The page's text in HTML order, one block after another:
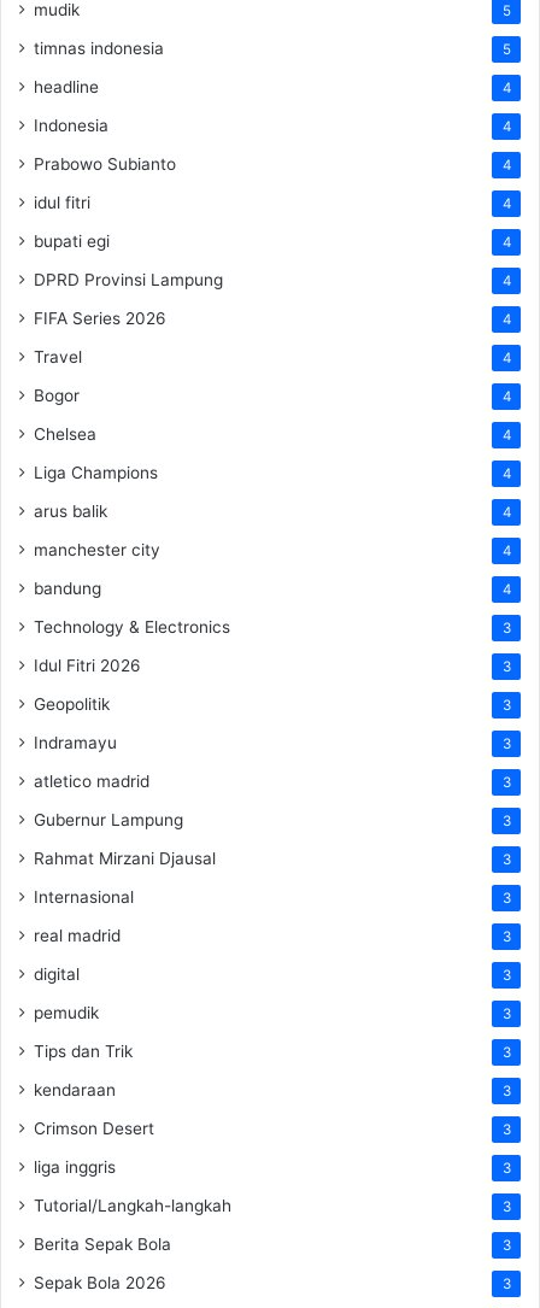
mudik 5
timnas indonesia 5
headline 4
Indonesia 4
Prabowo Subianto 4
idul fitri 4
bupati egi 4
DPRD Provinsi Lampung 4
FIFA Series 2026 4
Travel 4
Bogor 4
Chelsea 4
Liga Champions 4
arus balik 4
manchester city 4
bandung 4
Technology & Electronics 3
Idul Fitri 2026 3
Geopolitik 3
Indramayu 3
atletico madrid 3
Gubernur Lampung 3
Rahmat Mirzani Djausal 3
Internasional 3
real madrid 3
digital 3
pemudik 3
Tips dan Trik 3
kendaraan 3
Crimson Desert 3
liga inggris 3
Tutorial/Langkah-langkah 3
Berita Sepak Bola 3
Sepak Bola 2026 3